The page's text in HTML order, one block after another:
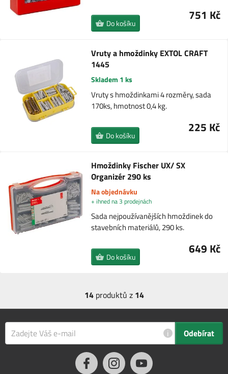
751 Kč
Do košíku
Vruty a hmoždinky EXTOL CRAFT
1445
Skladem 1 ks
Vruty s hmoždinkami 4 rozměry, sada
170ks, hmotnost 0,4 kg.
225 Kč
Do košíku
Hmoždinky Fischer UX/ SX
Organizér 290 ks
Na objednávku
+ ihned na 3 prodejnách
Sada nejpoužívanějších hmoždinek do
stavebních materiálů, 290 ks.
649 Kč
Do košíku
14produktů z 14
i Odebírat